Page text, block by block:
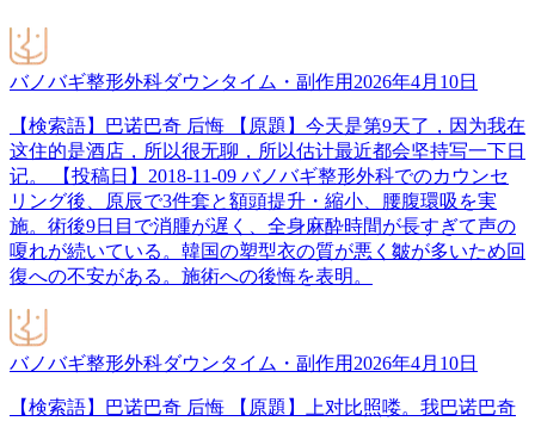
バノバギ整形外科ダウンタイム・副作用2026年4月10日
【検索語】巴诺巴奇 后悔 【原題】今天是第9天了，因为我在
这住的是酒店，所以很无聊，所以估计最近都会坚持写一下日
记。 【投稿日】2018-11-09 バノバギ整形外科でのカウンセ
リング後、原辰で3件套と額頭提升・縮小、腰腹環吸を実
施。術後9日目で消腫が遅く、全身麻酔時間が長すぎて声の
嗄れが続いている。韓国の塑型衣の質が悪く皺が多いため回
復への不安がある。施術への後悔を表明。
バノバギ整形外科ダウンタイム・副作用2026年4月10日
【検索語】巴诺巴奇 后悔 【原題】上对比照喽。我巴诺巴奇